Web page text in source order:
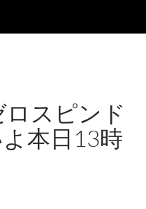
ロスピンド
本日13時